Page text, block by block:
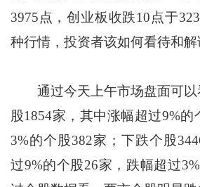
3975点，创业板收跌10点于
种行情，投资者该如何看待和解
通过今天上午市场盘面可以
股1854家，其中涨幅超过9%的
3%的个股382家；下跌个股
过9%的个股26家，跌幅超过